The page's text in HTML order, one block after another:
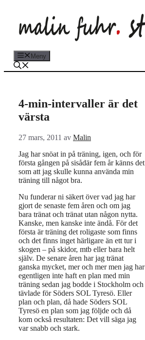
innehåll
Meny
4-min-intervaller är det
värsta
27 mars, 2011 av Malin
Jag har snöat in på träning, igen, och för
första gången på sisådär fem år känns det
som att jag skulle kunna använda min
träning till något bra.
Nu funderar ni säkert över vad jag har
gjort de senaste fem åren och om jag
bara tränat och tränat utan någon nytta.
Kanske, men kanske inte ändå. För det
första är träning det roligaste som finns
och det finns inget härligare än ett tur i
skogen – på skidor, mtb eller bara helt
själv. De senare åren har jag tränat
ganska mycket, mer och mer men jag har
egentligen inte haft en plan med min
träning sedan jag bodde i Stockholm och
tävlade för Söders SOL Tyresö. Eller
plan och plan, då hade Söders SOL
Tyresö en plan som jag följde och då
kom också resultaten: Det vill säga jag
var snabb och stark.